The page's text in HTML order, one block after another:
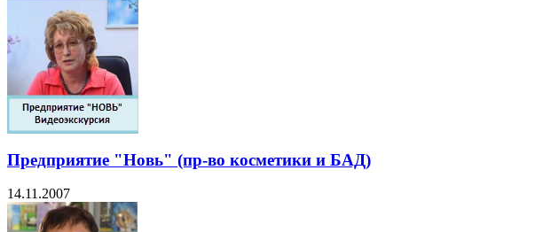
Предприятие "Новь" (пр-во косметики и БАД)
14.11.2007